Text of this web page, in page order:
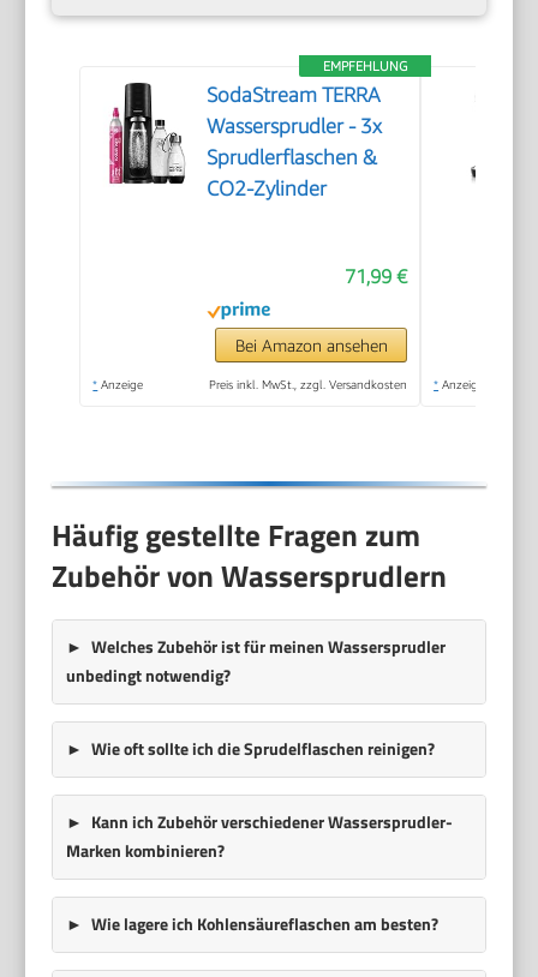
EMPFEHLUNG
SodaStream TERRA
Wassersprudler - 3x
Sprudlerflaschen &
CO2-Zylinder
71,99 €
Bei Amazon ansehen
* Anzeige Preis inkl. MwSt., zzgl. Versandkosten * Anzeige
Häufig gestellte Fragen zum
Zubehör von Wassersprudlern
Welches Zubehör ist für meinen Wassersprudler
unbedingt notwendig?
Wie oft sollte ich die Sprudelflaschen reinigen?
Kann ich Zubehör verschiedener Wassersprudler-
Marken kombinieren?
Wie lagere ich Kohlensäureflaschen am besten?